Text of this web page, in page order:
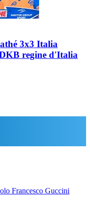
3x3 Italia
regine d'Italia
Francesco Guccini